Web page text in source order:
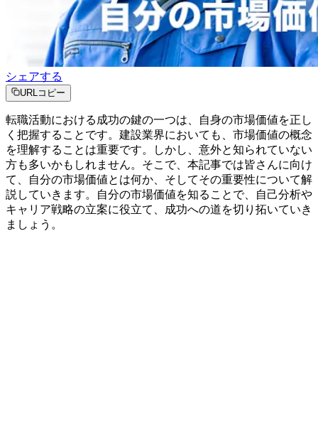
シェアする
URLコピー
転職活動における成功の鍵の一つは、自身の市場価値を正し
く把握することです。建設業界においても、市場価値の概念
を理解することは重要です。しかし、意外と知られていない
方も多いかもしれません。そこで、本記事では皆さんに向け
て、自分の市場価値とは何か、そしてその重要性について解
説していきます。自分の市場価値を知ることで、自己分析や
キャリア戦略の立案に役立て、成功への道を切り拓いていき
ましょう。